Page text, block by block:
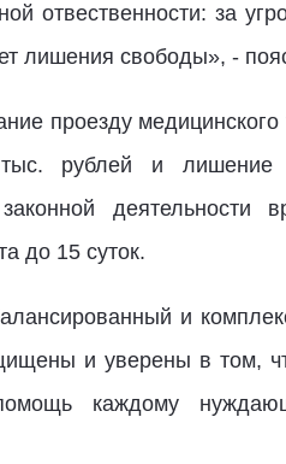
отвественности: за
лишения свободы», -
проезду
рублей и лишение
деятельности
до 15 суток.
и
и уверены в том,
каждому